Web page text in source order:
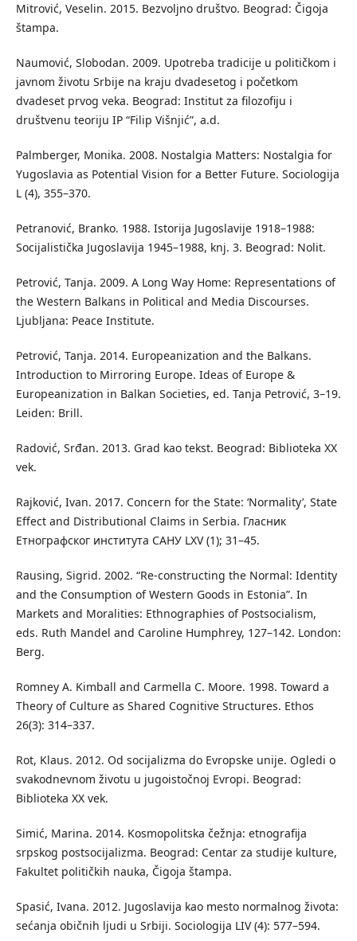
Mitrović, Veselin. 2015. Bezvoljno društvo. Beograd: Čigoja
štampa.
Naumović, Slobodan. 2009. Upotreba tradicije u političkom i
javnom životu Srbije na kraju dvadesetog i početkom
dvadeset prvog veka. Beograd: Institut za filozofiju i
društvenu teoriju IP “Filip Višnjić”, a.d.
Palmberger, Monika. 2008. Nostalgia Matters: Nostalgia for
Yugoslavia as Potential Vision for a Better Future. Sociologija
L (4), 355–370.
Petranović, Branko. 1988. Istorija Jugoslavije 1918–1988:
Socijalistička Jugoslavija 1945–1988, knj. 3. Beograd: Nolit.
Petrović, Tanja. 2009. A Long Way Home: Representations of
the Western Balkans in Political and Media Discourses.
Ljubljana: Peace Institute.
Petrović, Tanja. 2014. Europeanization and the Balkans.
Introduction to Mirroring Europe. Ideas of Europe &
Europeanization in Balkan Societies, ed. Tanja Petrović, 3–19.
Leiden: Brill.
Radović, Srđan. 2013. Grad kao tekst. Beograd: Biblioteka XX
vek.
Rajković, Ivan. 2017. Concern for the State: ‘Normality’, State
Effect and Distributional Claims in Serbia. Гласник
Етнографског института САНУ LXV (1); 31–45.
Rausing, Sigrid. 2002. “Re-constructing the Normal: Identity
and the Consumption of Western Goods in Estonia”. In
Markets and Moralities: Ethnographies of Postsocialism,
eds. Ruth Mandel and Caroline Humphrey, 127–142. London:
Berg.
Romney A. Kimball and Carmella C. Moore. 1998. Toward a
Theory of Culture as Shared Cognitive Structures. Ethos
26(3): 314–337.
Rot, Klaus. 2012. Od socijalizma do Evropske unije. Ogledi o
svakodnevnom životu u jugoistočnoj Evropi. Beograd:
Biblioteka XX vek.
Simić, Marina. 2014. Kosmopolitska čežnja: etnografija
srpskog postsocijalizma. Beograd: Centar za studije kulture,
Fakultet političkih nauka, Čigoja štampa.
Spasić, Ivana. 2012. Jugoslavija kao mesto normalnog života:
sećanja običnih ljudi u Srbiji. Sociologija LIV (4): 577–594.